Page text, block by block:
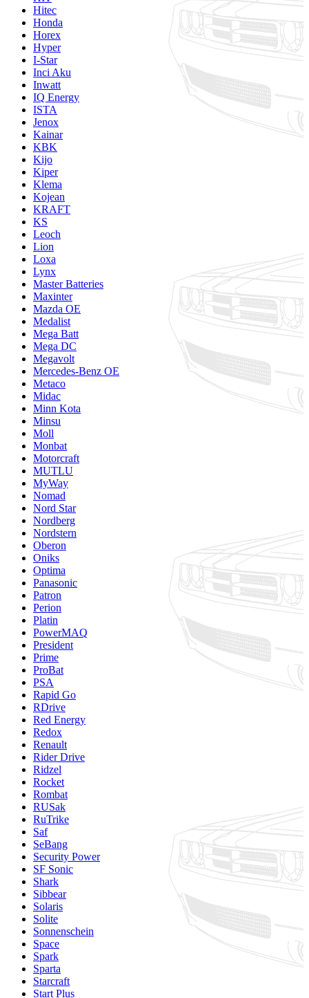
Hitec
Honda
Horex
Hyper
I-Star
Inci Aku
Inwatt
IQ Energy
ISTA
Jenox
Kainar
KBK
Kijo
Kiper
Klema
Kojean
KRAFT
KS
Leoch
Lion
Loxa
Lynx
Master Batteries
Maxinter
Mazda OE
Medalist
Mega Batt
Mega DC
Megavolt
Mercedes-Benz OE
Metaco
Midac
Minn Kota
Minsu
Moll
Monbat
Motorcraft
MUTLU
MyWay
Nomad
Nord Star
Nordberg
Nordstern
Oberon
Oniks
Optima
Panasonic
Patron
Perion
Platin
PowerMAQ
President
Prime
ProBat
PSA
Rapid Go
RDrive
Red Energy
Redox
Renault
Rider Drive
Ridzel
Rocket
Rombat
RUSak
RuTrike
Saf
SeBang
Security Power
SF Sonic
Shark
Sibbear
Solaris
Solite
Sonnenschein
Space
Spark
Sparta
Starcraft
Start Plus